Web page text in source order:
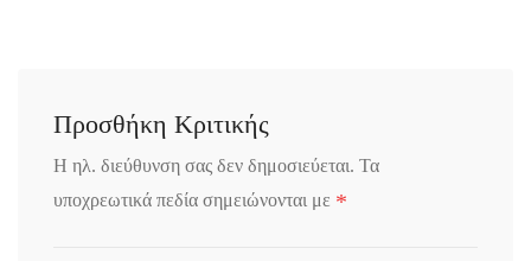
Προσθήκη Κριτικής
Η ηλ. διεύθυνση σας δεν δημοσιεύεται. Τα
υποχρεωτικά πεδία σημειώνονται με *